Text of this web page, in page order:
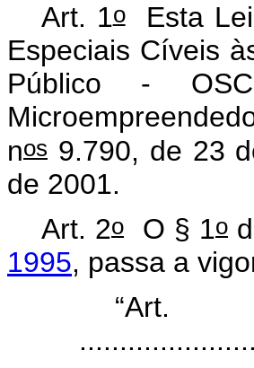
Art. 1oEsta Lei
Especiais Cíveis
Público -
nos 9.790, de 23
de 2001.
Art. 2o O § 1o
1995, passa a